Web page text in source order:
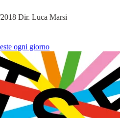
Dir. Luca Marsi
ogni giorno